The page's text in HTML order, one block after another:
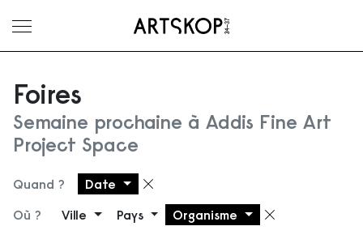
Ouvrir le menu
Foires
Semaine prochaine à Addis Fine Art
Project Space
Quand ? Date Supprimer le filtre
Où ? Ville Pays Organisme